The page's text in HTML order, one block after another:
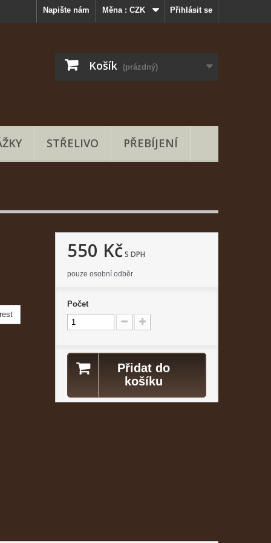
Přihlásit se
Měna : CZK
Napište nám
Košík (prázdný)
STŘELIVO PŘEBÍJENÍ
550 KčS DPH
pouze osobní odběr
Počet
Přidat do
košíku